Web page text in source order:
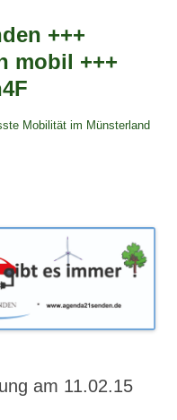
+++
mobil +++
Mobilität im Münsterland
am 11.02.15